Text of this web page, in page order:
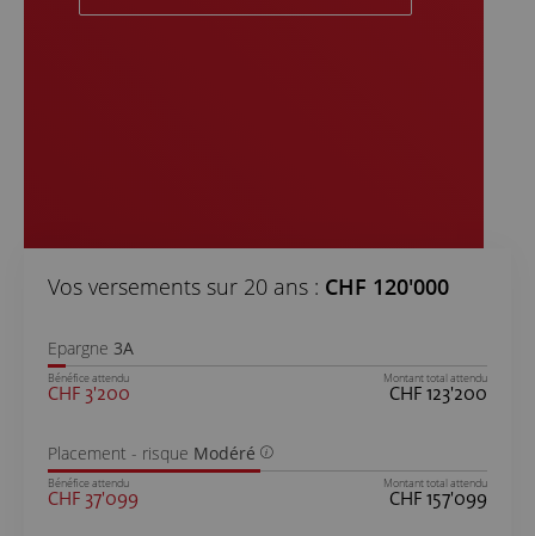
Vos versements sur 20 ans : CHF 120'000
Epargne 3A
Bénéfice attendu
CHF 3'200
Montant total attendu
CHF123'200
Placement - risque Modéré
Bénéfice attendu
CHF 37'099
Montant total attendu
CHF157'099